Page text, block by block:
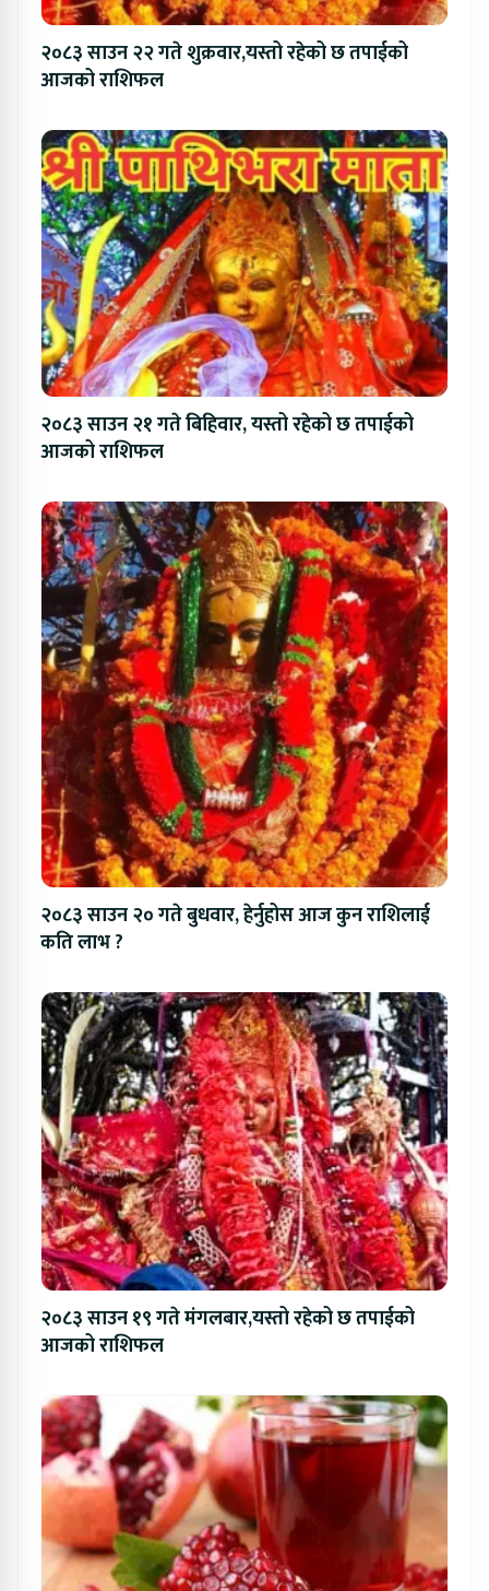
२०८३ साउन २२ गते शुक्रवार,यस्तो रहेको छ तपाईको
आजको राशिफल
२०८३ साउन २१ गते बिहिवार, यस्तो रहेको छ तपाईको
आजको राशिफल
२०८३ साउन २० गते बुधवार, हेर्नुहोस आज कुन राशिलाई
कति लाभ ?
२०८३ साउन १९ गते मंगलबार,यस्तो रहेको छ तपाईको
आजको राशिफल